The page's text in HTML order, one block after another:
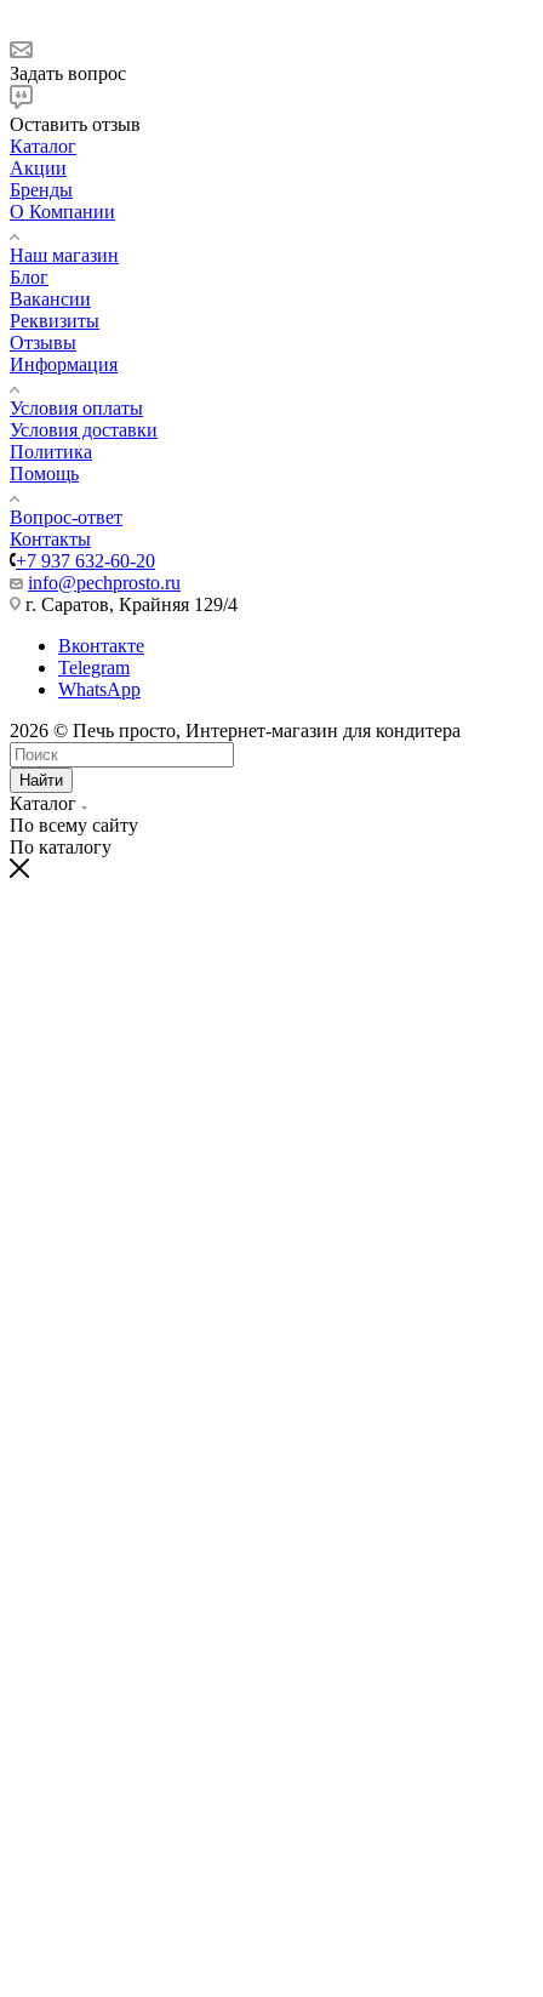
Задать вопрос
Оставить отзыв
Каталог
Акции
Бренды
О Компании
Наш магазин
Блог
Вакансии
Реквизиты
Отзывы
Информация
Условия оплаты
Условия доставки
Политика
Помощь
Вопрос-ответ
Контакты
+7 937 632-60-20
info@pechprosto.ru
г. Саратов, Крайняя 129/4
Вконтакте
Telegram
WhatsApp
2026 © Печь просто, Интернет-магазин для кондитера
Найти
Каталог
По всему сайту
По каталогу